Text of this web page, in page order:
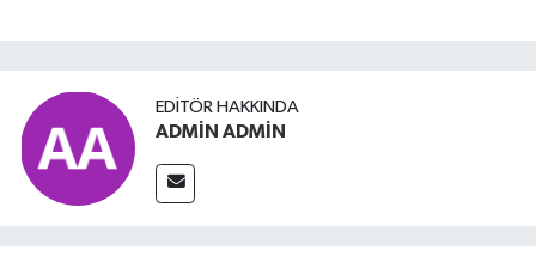
EDITÖR HAKKINDA
ADMİN ADMİN